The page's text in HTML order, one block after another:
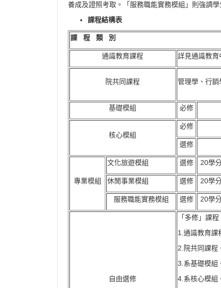
養成及證照考取。「服務職能實務模組」則強調
課程結構表
課 程 類 別
通識教育課程 詳見通識教
院共同課程 管理學、行銷
基礎模組 必修
核心模組
必修
選修
專業模組
文化旅遊模組 選修
20學
休閒事業模組 選修 20學
服務職能實務模組 選修 20學
自由選修
「多修」課程
1.通識教育課
2.院共同課程
3.系基礎模組
4.系核心模組